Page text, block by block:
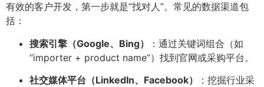
有效的客户开发，第一步就是“找对人”。常见的数据渠道包
括：
搜索引擎（Google、Bing）
：通过关键词组合（如
“importer + product name”）找到官网或采购平台。
社交媒体平台（LinkedIn、Facebook）
：挖掘行业采